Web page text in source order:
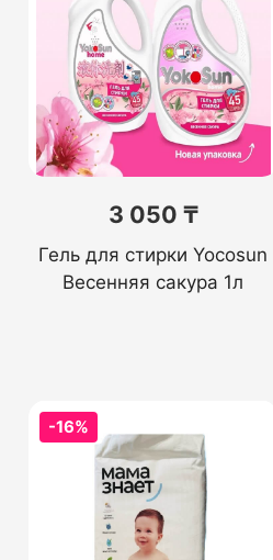
3 050 ₸
Гель для стирки Yocosun
Весенняя сакура 1л
-16%